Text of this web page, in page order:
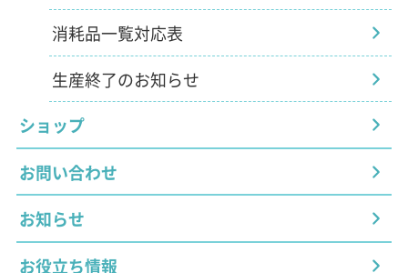
消耗品一覧対応表
生産終了のお知らせ
ショップ
お問い合わせ
お知らせ
お役立ち情報